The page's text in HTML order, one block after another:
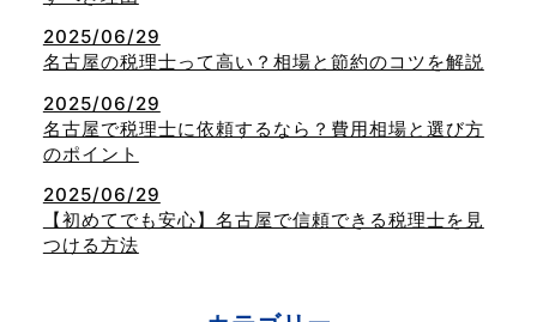
2025/06/29
名古屋の税理士って高い？相場と節約のコツを解説
2025/06/29
名古屋で税理士に依頼するなら？費用相場と選び方
のポイント
2025/06/29
【初めてでも安心】名古屋で信頼できる税理士を見
つける方法